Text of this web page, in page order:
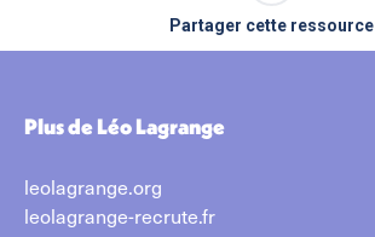
Partager cette ressource
Plus de Léo Lagrange
leolagrange.org
leolagrange-recrute.fr